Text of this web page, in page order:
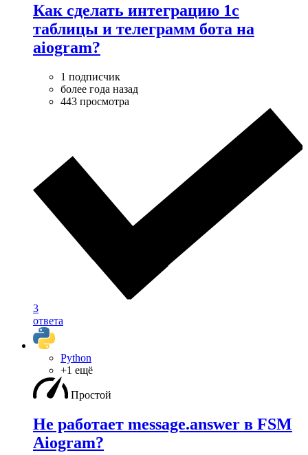
Как сделать интеграцию 1c
таблицы и телеграмм бота на
aiogram?
1 подписчик
более года назад
443 просмотра
3
ответа
Python
+1 ещё
Простой
Не работает message.answer в FSM
Aiogram?